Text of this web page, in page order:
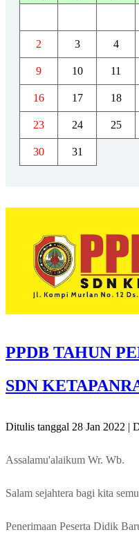
2 3 4
9 10 11
16 17 18
23 24 25
30 31
PPDB TAHUN
SDN
Ditulis tanggal 28 Jan 2022 |
Assalamu'alaikum Wr. Wb.
Salam sejahtera bagi kita
Penerimaan Peserta Didik